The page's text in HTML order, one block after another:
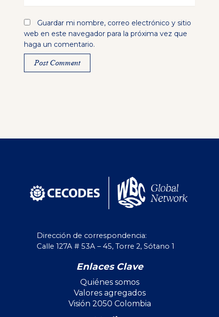
Guardar mi nombre, correo electrónico y sitio
web en este navegador para la próxima vez que
haga un comentario.
Dirección de correspondencia:
Calle 127A # 53A – 45, Torre 2, Sótano 1
Enlaces Clave
Quiénes somos
Valores agregados
Visión 2050 Colombia